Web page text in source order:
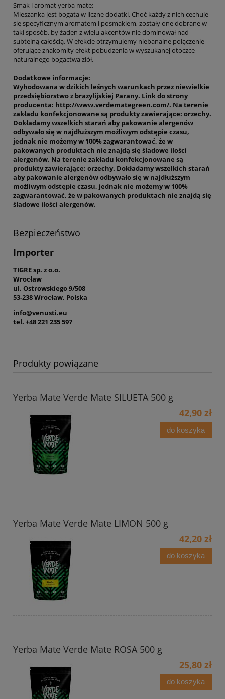
Smak i aromat yerba mate:
Mieszanka jest bogata w liczne dodatki. Choć każdy z nich cechuje
się specyficznym aromatem i posmakiem, zostały one dobrane w
taki sposób, by żaden z wielu akcentów nie dominował nad
subtelną całością. W efekcie otrzymujemy niebanalne połączenie
oferujące znakomity efekt pobudzenia w wyszukanej otoczce
naturalnego bogactwa ziół.
Dodatkowe informacje:
Wyhodowana w dzikich leśnych warunkach przez niewielkie
przedsiębiorstwo z brazylijskiej Parany. Link do strony
producenta: http://www.verdemategreen.com/. Na terenie
zakładu konfekcjonowane są produkty zawierające: orzechy.
Dokładamy wszelkich starań aby pakowanie alergenów
odbywało się w najdłuższym możliwym odstępie czasu,
jednak nie możemy w 100% zagwarantować, że w
pakowanych produktach nie znajdą się śladowe ilości
alergenów. Na terenie zakładu konfekcjonowane są
produkty zawierające: orzechy. Dokładamy wszelkich starań
aby pakowanie alergenów odbywało się w najdłuższym
możliwym odstępie czasu, jednak nie możemy w 100%
zagwarantować, że w pakowanych produktach nie znajdą się
śladowe ilości alergenów.
Bezpieczeństwo
Importer
TIGRE sp. z o.o.
Wrocław
ul. Ostrowskiego 9/508
53-238 Wrocław, Polska
info@venusti.eu
tel. +48 221 235 597
Produkty powiązane
Yerba Mate Verde Mate SILUETA 500 g
42,90 zł
do koszyka
Yerba Mate Verde Mate LIMON 500 g
42,20 zł
do koszyka
Yerba Mate Verde Mate ROSA 500 g
25,80 zł
do koszyka